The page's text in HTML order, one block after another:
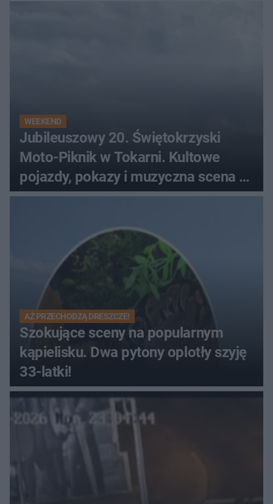
WEEKEND
Jubileuszowy 20. Świętokrzyski
Moto-Piknik w Tokarni. Kultowe
pojazdy, pokazy i muzyczna scena w
Muzeum Wsi Kieleckiej
AŻ PRZECHODZĄ DRESZCZE!
Szokujące sceny na popularnym
kąpielisku. Dwa pytony oplotły szyję
33-latki!